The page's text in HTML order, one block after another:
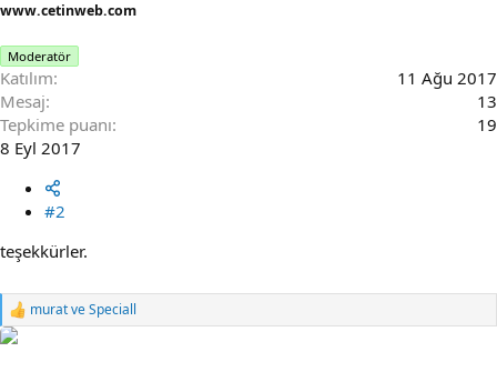
www.cetinweb.com
Moderatör
Katılım
11 Ağu 2017
Mesaj
13
Tepkime puanı
19
8 Eyl 2017
#2
teşekkürler.
R
e
muratveSpeciall